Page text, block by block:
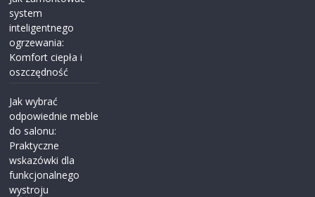
system
inteligentnego
ogrzewania:
Komfort ciepła i
oszczędność
Jak wybrać
odpowiednie meble
do salonu:
Praktyczne
wskazówki dla
funkcjonalnego
wystroju